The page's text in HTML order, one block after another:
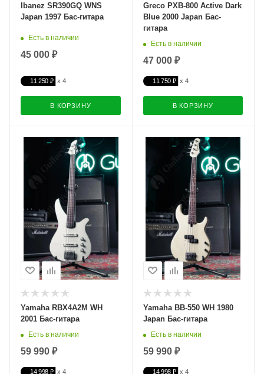
Ibanez SR390GQ WNS
Japan 1997 Бас-гитара
Есть в наличии
45 000 ₽
11 250 ₽
В КОРЗИНУ
Greco PXB-800 Active Dark
Blue 2000 Japan Бас-
гитара
Есть в наличии
47 000 ₽
11 750 ₽
В КОРЗИНУ
Yamaha RBX4A2M WH
2001 Бас-гитара
Есть в наличии
59 990 ₽
14 998 ₽
Yamaha BB-550 WH 1980
Japan Бас-гитара
Есть в наличии
59 990 ₽
14 998 ₽